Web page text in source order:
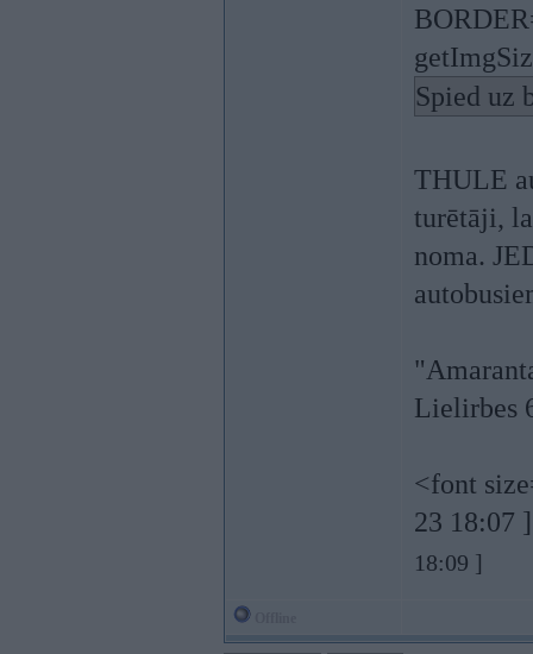
Spied uz
THULE
turētāji,
noma.
Lielirbes
<font
23 18:07
18:09 ]